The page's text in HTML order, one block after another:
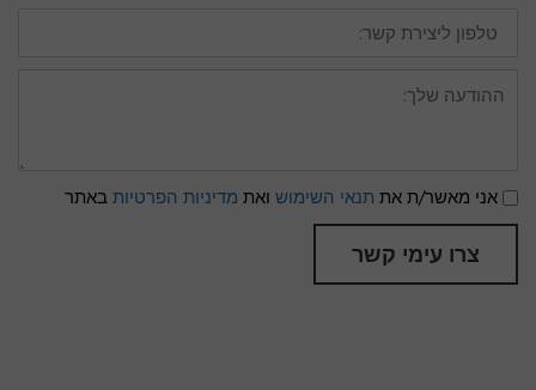
ליצירת
שלך:
תנאי
שימוש
ומדיניות
פרטיות
אני מאשר/ת את תנאי השימוש ואת מדיניות הפרטיות באתר
צרו עימי קשר